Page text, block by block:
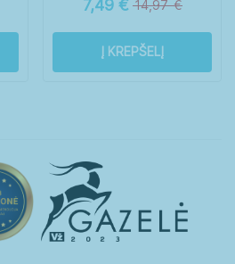
14,97€
7,49 €
Į KREPŠELĮ